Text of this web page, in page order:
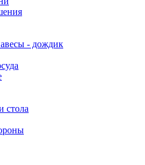
- дождик
стола